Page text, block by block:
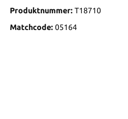
Produktnummer: T18710
Matchcode: 05164